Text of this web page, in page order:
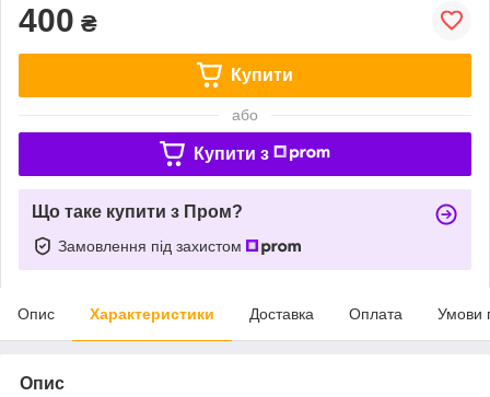
400 ₴
Купити
або
Купити з
Що таке купити з Пром?
Замовлення під захистом
Опис Характеристики Доставка Оплата Умови
Опис